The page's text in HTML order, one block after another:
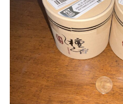
買
っ
て
リ
フ